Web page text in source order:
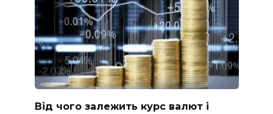
Від чого залежить курс валют і